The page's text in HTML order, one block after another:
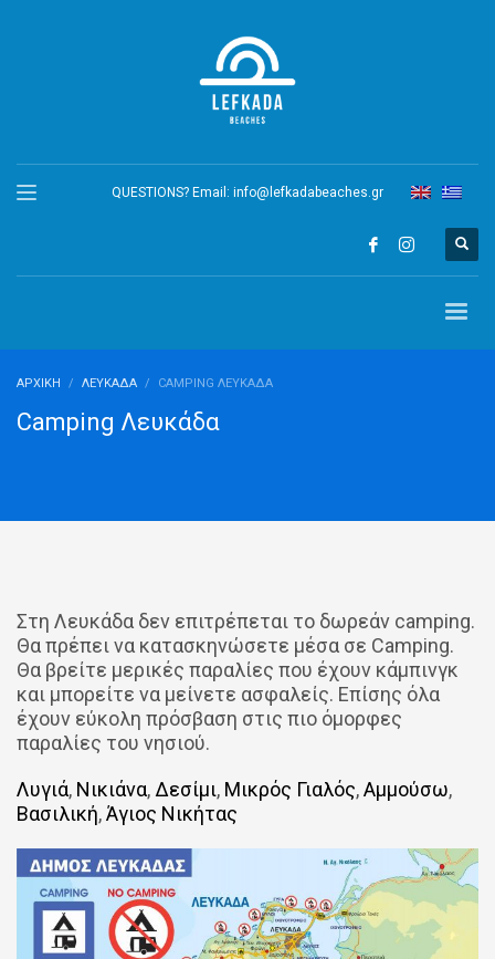
QUESTIONS? Email: info@lefkadabeaches.gr
ΑΡΧΙΚΉ ΛΕΥΚΆΔΑ CAMPING ΛΕΥΚΆΔΑ
Camping Λευκάδα
Στη Λευκάδα δεν επιτρέπεται το δωρεάν camping.
Θα πρέπει να κατασκηνώσετε μέσα σε Camping.
Θα βρείτε μερικές παραλίες που έχουν κάμπινγκ
και μπορείτε να μείνετε ασφαλείς. Επίσης όλα
έχουν εύκολη πρόσβαση στις πιο όμορφες
παραλίες του νησιού.
Λυγιά, Νικιάνα,Δεσίμι, Μικρός Γιαλός,Αμμούσω,
Βασιλική,Άγιος Νικήτας